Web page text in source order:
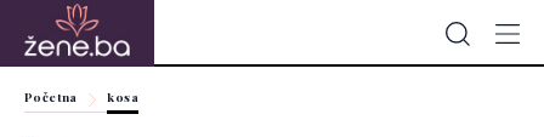
Početna kosa